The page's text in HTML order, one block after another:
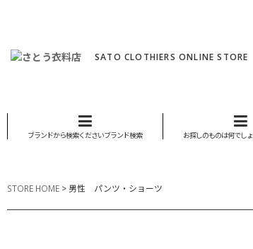
SATO CLOTHIERS ONLINE STORE
ブランドから検索くださいブランド検索 お探しのものは何でし
STORE HOME > 男性 パンツ・ショーツ